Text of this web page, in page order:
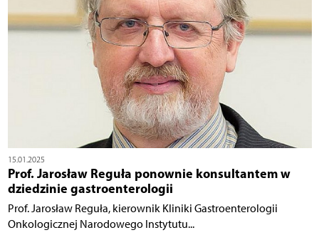
15.01.2025
Prof. Jarosław Reguła ponownie konsultantem w
dziedzinie gastroenterologii
Prof. Jarosław Reguła, kierownik Kliniki Gastroenterologii
Onkologicznej Narodowego Instytutu...